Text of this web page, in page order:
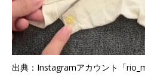
出典：Instagramアカウント「